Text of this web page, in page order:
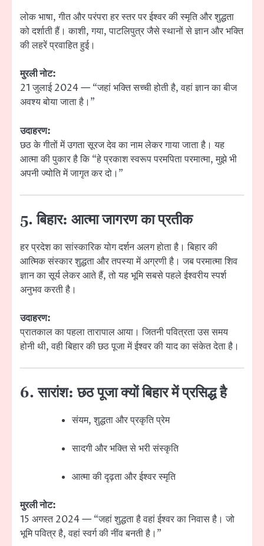
लोक भाषा, गीत और परंपरा हर स्तर पर ईश्वर की स्मृति और शुद्धता
को दर्शाती हैं। काशी, गया, पाटलिपुत्र जैसे स्थानों से ज्ञान और भक्ति
की लहरें प्रवाहित हुई।
मुरली नोट:
21 जुलाई 2024 — “जहां भक्ति सच्ची होती है, वहां ज्ञान का बीज
अवश्य बोया जाता है।”
उदाहरण:
छठ के गीतों में उगता सूरज देव का नाम लेकर गाया जाता है। यह
आत्मा की पुकार है कि “हे प्रकाश स्वरूप परमपिता परमात्मा, मुझे भी
अपनी ज्योति में जागृत कर दो।”
5. बिहार: आत्मा जागरण का प्रतीक
हर प्रदेश का सांस्कारिक योग दर्शन अलग होता है। बिहार की
आत्मिक संस्कार शुद्धता और तपस्या में अग्रणी है। जब परमात्मा शिव
ज्ञान का सूर्य लेकर आते हैं, तो यह भूमि सबसे पहले ईश्वरीय स्पर्श
अनुभव करती है।
उदाहरण:
प्रातकाल का पहला तारापाल आया। जितनी पवित्रता उस समय
होनी थी, वही बिहार की छठ पूजा में ईश्वर की याद का संकेत देता है।
6. सारांश: छठ पूजा क्यों बिहार में प्रसिद्ध है
संयम, शुद्धता और प्रकृति प्रेम
सादगी और भक्ति से भरी संस्कृति
आत्मा की दृढ़ता और ईश्वर स्मृति
मुरली नोट:
15 अगस्त 2024 — “जहां शुद्धता है वहां ईश्वर का निवास है। जो
भूमि पवित्र है, वहां स्वर्ग की नींव बनती है।”